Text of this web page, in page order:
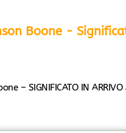
Boone -
– SIGNIFICATO IN ARRIVO